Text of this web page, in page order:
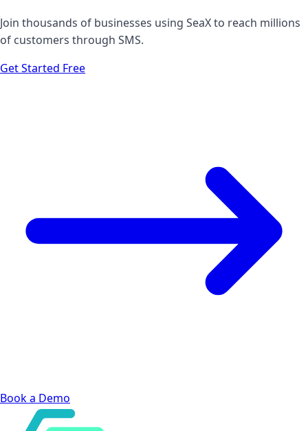
Join thousands of businesses using SeaX to reach millions
of customers through SMS.
Get Started Free
Book a Demo